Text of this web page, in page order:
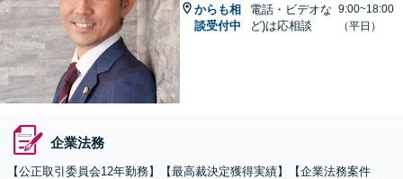
からも相
談受付中
電話・ビデオな
ど)は応相談
9:00~18:00
（平日）
企業法務
【公正取引委員会12年勤務】【最高裁決定獲得実績】【企業法務案件